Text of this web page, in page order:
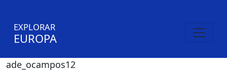
EXPLORAR
EUROPA
ade_ocampos12